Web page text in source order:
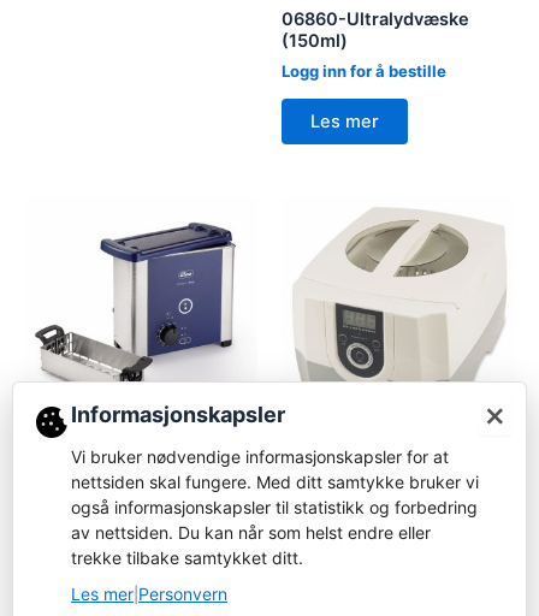
06860-Ultralydvæske
(150ml)
Logg inn for å bestille
Les mer
Tilbehør
05454 – Ultrasonic rens og
varmeapparat
Logg inn for å bestille
Les mer
Rensebad
05446 – Digital ultralyd
(1,4l)
Logg inn for å bestille
×
Informasjonskapsler
Vi bruker nødvendige informasjonskapsler for at
nettsiden skal fungere. Med ditt samtykke bruker vi
også informasjonskapsler til statistikk og forbedring
av nettsiden. Du kan når som helst endre eller
trekke tilbake samtykket ditt.
Les mer Personvern